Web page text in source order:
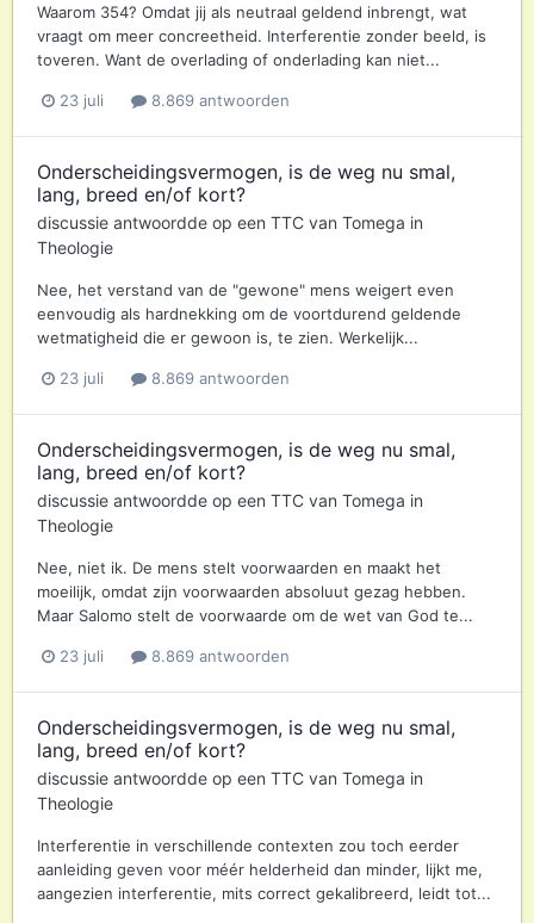
Waarom 354? Omdat jij als neutraal geldend inbrengt, wat
vraagt om meer concreetheid. Interferentie zonder beeld, is
toveren. Want de overlading of onderlading kan niet...
23 juli 8.869 antwoorden
Onderscheidingsvermogen, is de weg nu smal,
lang, breed en/of kort?
discussie antwoordde op een TTC van Tomega in
Theologie
Nee, het verstand van de "gewone" mens weigert even
eenvoudig als hardnekking om de voortdurend geldende
wetmatigheid die er gewoon is, te zien. Werkelijk...
23 juli 8.869 antwoorden
Onderscheidingsvermogen, is de weg nu smal,
lang, breed en/of kort?
discussie antwoordde op een TTC van Tomega in
Theologie
Nee, niet ik. De mens stelt voorwaarden en maakt het
moeilijk, omdat zijn voorwaarden absoluut gezag hebben.
Maar Salomo stelt de voorwaarde om de wet van God te...
23 juli 8.869 antwoorden
Onderscheidingsvermogen, is de weg nu smal,
lang, breed en/of kort?
discussie antwoordde op een TTC van Tomega in
Theologie
Interferentie in verschillende contexten zou toch eerder
aanleiding geven voor méér helderheid dan minder, lijkt me,
aangezien interferentie, mits correct gekalibreerd, leidt tot...